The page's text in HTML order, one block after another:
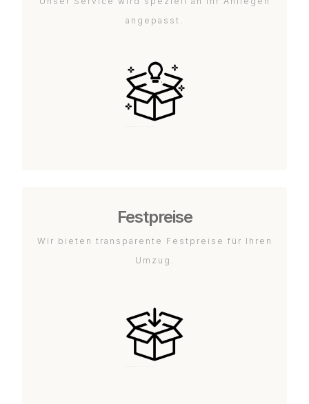
angepasst.
Festpreise
Wir bieten transparente Festpreise für Ihren
Umzug.